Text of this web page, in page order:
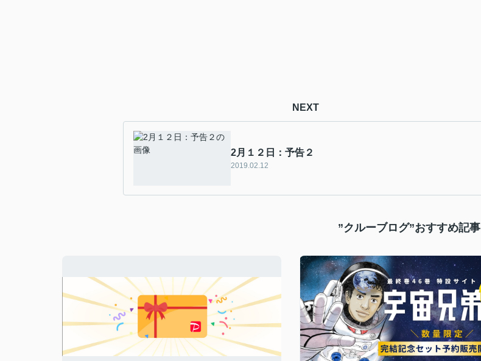
NEXT
2月１２日：予告２
2019.02.12
”クルーブログ”おすすめ記事